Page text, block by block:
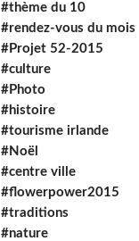
#thème du 10
#rendez-vous du mois
#Projet 52-2015
#culture
#Photo
#histoire
#tourisme irlande
#Noël
#centre ville
#flowerpower2015
#traditions
#nature